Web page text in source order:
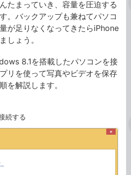
たまっていき、容量を圧迫する
。バックアップも兼ねてパソコ
が足りなくなってきたらiPhone
しょう。
8.1を搭載したパソコンを接
リを使って写真やビデオを保存
を解説します。
続する